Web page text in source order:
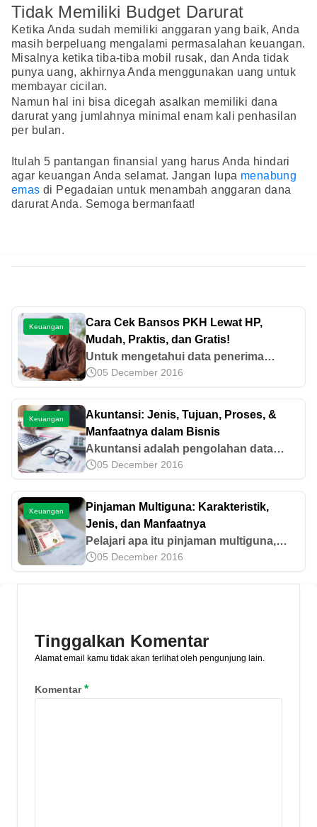
Tidak Memiliki Budget Darurat
Ketika Anda sudah memiliki anggaran yang baik, Anda
masih berpeluang mengalami permasalahan keuangan.
Misalnya ketika tiba-tiba mobil rusak, dan Anda tidak
punya uang, akhirnya Anda menggunakan uang untuk
membayar cicilan.
Namun hal ini bisa dicegah asalkan memiliki dana
darurat yang jumlahnya minimal enam kali penhasilan
per bulan.
Itulah 5 pantangan finansial yang harus Anda hindari
agar keuangan Anda selamat. Jangan lupa menabung
emas di Pegadaian untuk menambah anggaran dana
darurat Anda. Semoga bermanfaat!
Keuangan
Cara Cek Bansos PKH Lewat HP,
Mudah, Praktis, dan Gratis!
Untuk mengetahui data penerima
bantuan sosial PKH, kamu bisa
mengeceknya secara online melalui
aplikasi atau laman resmi Kemensos.
Ini dia caranya!
05 December 2016
Keuangan
Akuntansi: Jenis, Tujuan, Proses, &
Manfaatnya dalam Bisnis
Akuntansi adalah pengolahan data
tentang keuangan yang meliputi
pencatatan, penyajian, hingga analisis.
Mari simak pembahasannya lebih lanjut
di sini.
05 December 2016
Keuangan
Pinjaman Multiguna: Karakteristik,
Jenis, dan Manfaatnya
Pelajari apa itu pinjaman multiguna,
mulai dari pengertian, jenis, manfaat,
syarat, hingga cara mengajukannya di
05 December 2016
Tinggalkan Komentar
Alamat email kamu tidak akan terlihat oleh pengunjung lain.
Komentar*